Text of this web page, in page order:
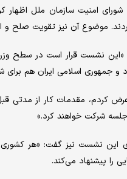
امنیت سازمان ملل اظهار
موضوع آن نیز تقویت صلح و
«این نشست قرار است در سطح
و جمهوری اسلامی ایران هم
کردم، مقدمات کار از مدتی
جلسه شرکت خواهند کرد.»
را پیشنهاد می‌کند.